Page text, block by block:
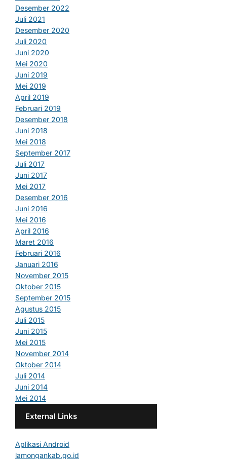
Desember 2022
Juli 2021
Desember 2020
Juli 2020
Juni 2020
Mei 2020
Juni 2019
Mei 2019
April 2019
Februari 2019
Desember 2018
Juni 2018
Mei 2018
September 2017
Juli 2017
Juni 2017
Mei 2017
Desember 2016
Juni 2016
Mei 2016
April 2016
Maret 2016
Februari 2016
Januari 2016
November 2015
Oktober 2015
September 2015
Agustus 2015
Juli 2015
Juni 2015
Mei 2015
November 2014
Oktober 2014
Juli 2014
Juni 2014
Mei 2014
External Links
Aplikasi Android
lamongankab.go.id